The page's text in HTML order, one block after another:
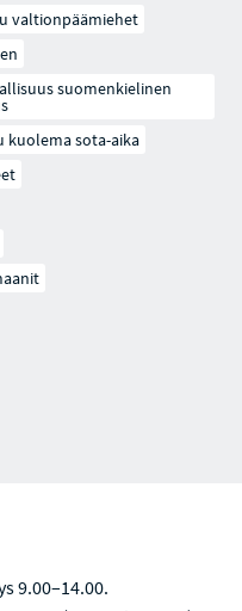
valtionpäämiehet
suomenkielinen
kuolema sota-aika
9.00–14.00.